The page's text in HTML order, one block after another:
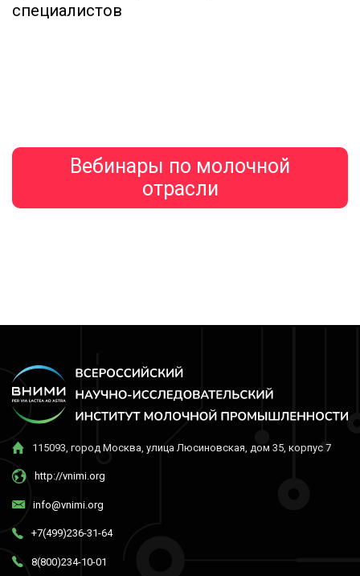
специалистов
115093, город Москва, улица Люсиновская, дом 35, корпус 7
http://vnimi.org
info@vnimi.org
+7(499)236-31-64
8(800)234-10-01